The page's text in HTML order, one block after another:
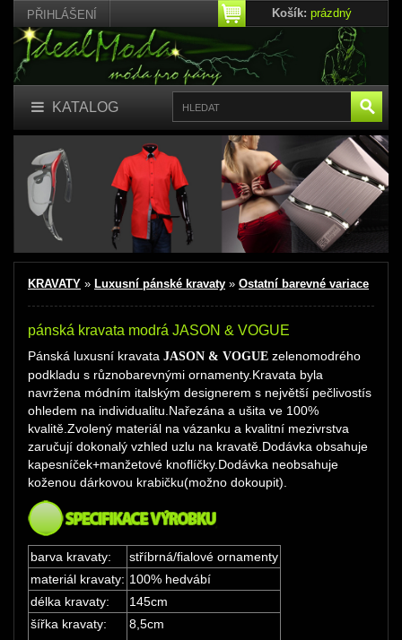
PŘIHLÁŠENÍ Košík: prázdný
KATALOG
KRAVATY » Luxusní pánské kravaty » Ostatní barevné variace
pánská kravata modrá JASON & VOGUE
Pánská luxusní kravata JASON & VOGUE zelenomodrého
podkladu s různobarevnými ornamenty.Kravata byla
navržena módním italským designerem s největší pečlivostís
ohledem na individualitu.Nařezána a ušita ve 100%
kvalitě.Zvolený materiál na vázanku a kvalitní mezivrstva
zaručují dokonalý vzhled uzlu na kravatě.Dodávka obsahuje
kapesníček+manžetové knoflíčky.Dodávka neobsahuje
koženou dárkovou krabičku(možno dokoupit).
barva kravaty:
stříbrná/fialové ornamenty
materiál kravaty: 100% hedvábí
délka kravaty:
145cm
šířka kravaty:
8,5cm